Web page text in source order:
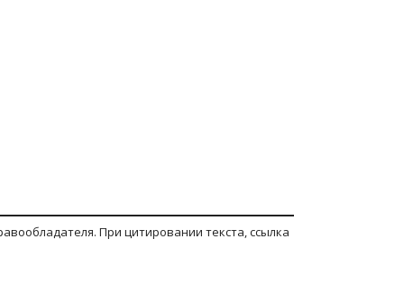
При цитировании текста, ссылка